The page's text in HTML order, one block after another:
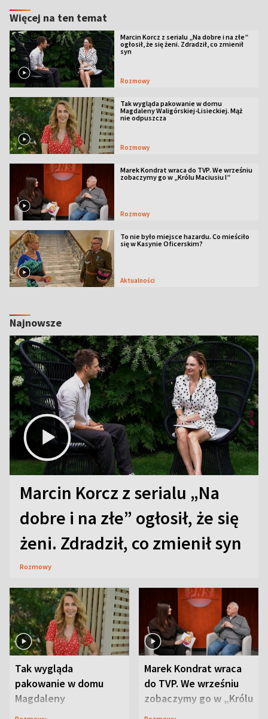
Więcej na ten temat
Marcin Korcz z serialu „Na dobre i na złe”
ogłosił, że się żeni. Zdradził, co zmienił
syn
Rozmowy
Tak wygląda pakowanie w domu
Magdaleny Waligórskiej-Lisieckiej. Mąż
nie odpuszcza
Rozmowy
Marek Kondrat wraca do TVP. We wrześniu
zobaczymy go w „Królu Maciusiu I”
Rozmowy
To nie było miejsce hazardu. Co mieściło
się w Kasynie Oficerskim?
Aktualności
Najnowsze
Marcin Korcz z serialu „Na
dobre i na złe” ogłosił, że się
żeni. Zdradził, co zmienił syn
Rozmowy
Tak wygląda
pakowanie w domu
Magdaleny
Waligórskiej-Lisieckiej.
Marek Kondrat wraca
do TVP. We wrześniu
zobaczymy go w „Królu
Maciusiu I”